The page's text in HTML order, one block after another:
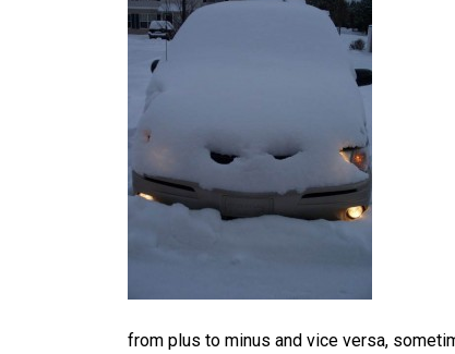
from plus to minus and vice versа,